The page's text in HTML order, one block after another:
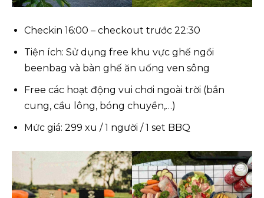
Checkin 16:00 – checkout trước 22:30
Tiện ích: Sử dụng free khu vực ghế ngồi
beenbag và bàn ghế ăn uống ven sông
Free các hoạt động vui chơi ngoài trời (bắn
cung, cầu lông, bóng chuyền,…)
Mức giá: 299 xu / 1 người / 1 set BBQ